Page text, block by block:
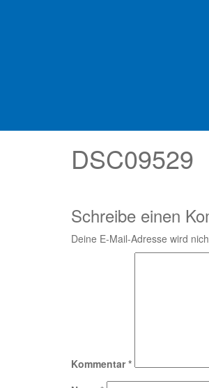
DSC09529
Schreibe einen
Deine E-Mail-Adresse wird
Kommentar*